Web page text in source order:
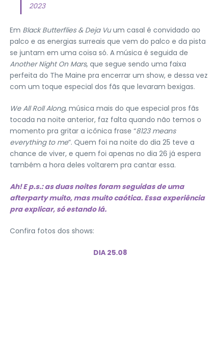
2023
Em Black Butterflies & Deja Vuum casal é convidado ao
palco e as energias surreais que vem do palco e da pista
se juntam em uma coisa só. A música é seguida de
Another Night On Mars, que segue sendo uma faixa
perfeita do The Maine pra encerrar um show, e dessa vez
com um toque especial dos fãs que levaram bexigas.
We All Roll Along, música mais do que especial pros fãs
tocada na noite anterior, faz falta quando não temos o
momento pra gritar a icônica frase “8123 means
everything to me“. Quem foi na noite do dia 25 teve a
chance de viver, e quem foi apenas no dia 26 já espera
também a hora deles voltarem pra cantar essa.
Ah! E p.s.: as duas noites foram seguidas de uma
afterparty muito, mas muito caótica. Essa experiência
pra explicar, só estando lá.
Confira fotos dos shows:
DIA 25.08